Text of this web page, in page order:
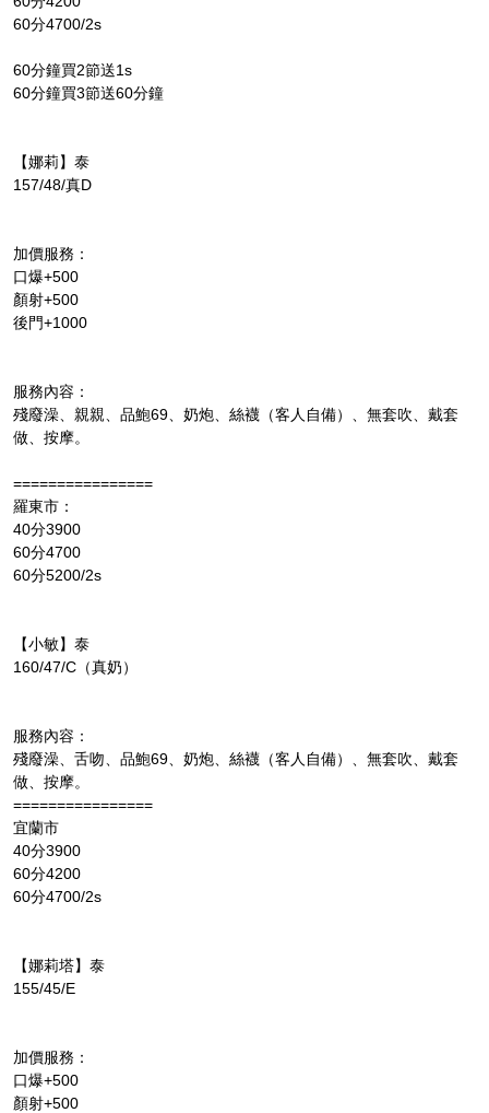
60分4700/2s
60分鐘買2節送1s
60分鐘買3節送60分鐘
【娜莉】泰
157/48/真D
加價服務：
口爆+500
顏射+500
後門+1000
服務內容：
殘廢澡、親親、品鮑69、奶炮、絲襪（客人自備）、無套吹、戴套
做、按摩。
================
羅東市：
40分3900
60分4700
60分5200/2s
【小敏】泰
160/47/C（真奶）
服務內容：
殘廢澡、舌吻、品鮑69、奶炮、絲襪（客人自備）、無套吹、戴套
做、按摩。
================
宜蘭市
40分3900
60分4200
60分4700/2s
【娜莉塔】泰
155/45/E
加價服務：
口爆+500
顏射+500